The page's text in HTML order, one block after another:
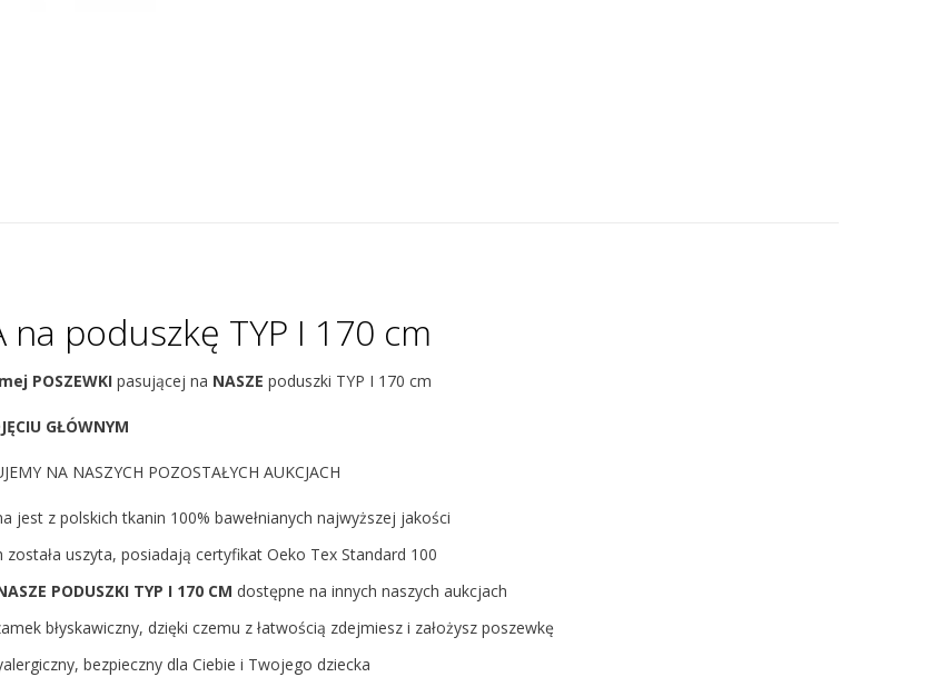
na poduszkę TYP I 170 cm
POSZEWKIpasującej na NASZEpoduszki TYP I 170 cm
GŁÓWNYM
NA NASZYCH POZOSTAŁYCH AUKCJACH
jest z polskich tkanin 100% bawełnianych najwyższej jakości
została uszyta, posiadają certyfikat Oeko Tex Standard 100
PODUSZKI TYP I 170 CM dostępne na innych naszych aukcjach
błyskawiczny, dzięki czemu z łatwością zdejmiesz i założysz poszewkę
bezpieczny dla Ciebie i Twojego dziecka